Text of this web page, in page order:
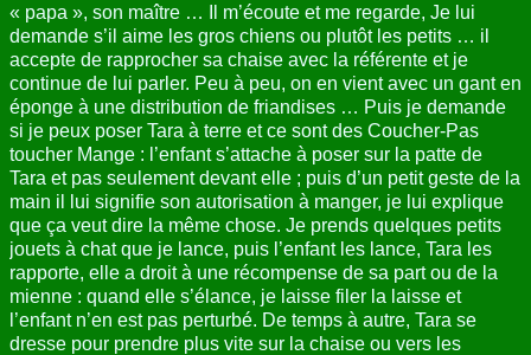
« papa », son maître … Il m’écoute et me regarde, Je lui
demande s’il aime les gros chiens ou plutôt les petits … il
accepte de rapprocher sa chaise avec la référente et je
continue de lui parler. Peu à peu, on en vient avec un gant en
éponge à une distribution de friandises … Puis je demande
si je peux poser Tara à terre et ce sont des Coucher-Pas
toucher Mange : l’enfant s’attache à poser sur la patte de
Tara et pas seulement devant elle ; puis d’un petit geste de la
main il lui signifie son autorisation à manger, je lui explique
que ça veut dire la même chose. Je prends quelques petits
jouets à chat que je lance, puis l’enfant les lance, Tara les
rapporte, elle a droit à une récompense de sa part ou de la
mienne : quand elle s’élance, je laisse filer la laisse et
l’enfant n’en est pas perturbé. De temps à autre, Tara se
dresse pour prendre plus vite sur la chaise ou vers les